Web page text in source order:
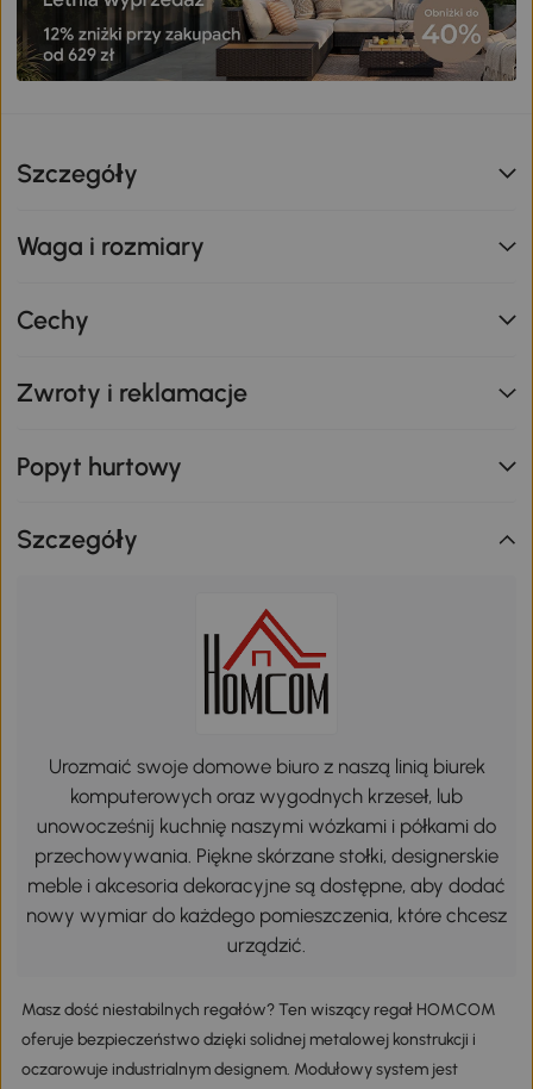
Szczegóły
Waga i rozmiary
Cechy
Zwroty i reklamacje
Popyt hurtowy
Szczegóły
Urozmaić swoje domowe biuro z naszą linią biurek
komputerowych oraz wygodnych krzeseł, lub
unowocześnij kuchnię naszymi wózkami i półkami do
przechowywania. Piękne skórzane stołki, designerskie
meble i akcesoria dekoracyjne są dostępne, aby dodać
nowy wymiar do każdego pomieszczenia, które chcesz
urządzić.
Masz dość niestabilnych regałów? Ten wiszący regał HOMCOM
oferuje bezpieczeństwo dzięki solidnej metalowej konstrukcji i
oczarowuje industrialnym designem. Modułowy system jest